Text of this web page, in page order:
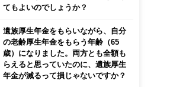
てもよいのでしょうか？
遺族厚生年金をもらいながら、自分
の老齢厚生年金をもらう年齢（65
歳）になりました。両方とも全額も
らえると思っていたのに、遺族厚生
年金が減るって損じゃないですか？